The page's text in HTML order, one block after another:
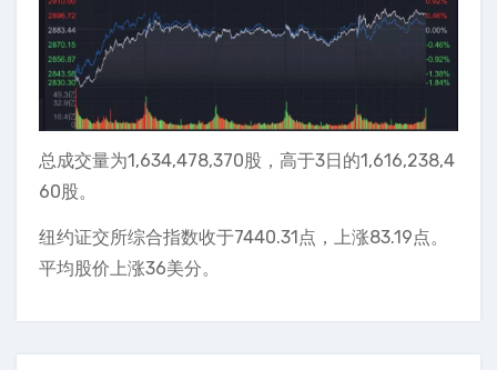
总成交量为1,634,478,370股，高于3日的1,616,238,4
60股。
纽约证交所综合指数收于7440.31点，上涨83.19点。
平均股价上涨36美分。